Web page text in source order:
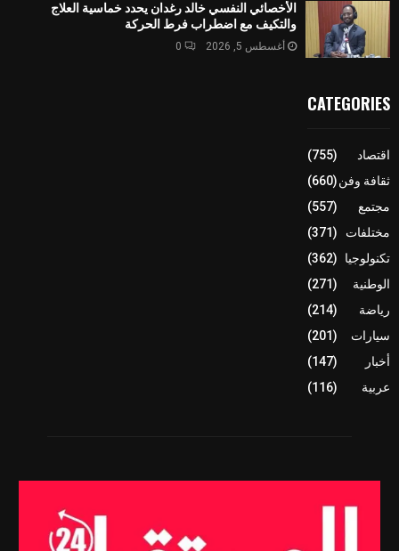
الأخصائي النفسي خالد رغدان يحدد خماسية العلاج
والتكيف مع اضطراب فرط الحركة
أغسطس 5, 2026 0
CATEGORIES
اقتصاد
(755)
ثقافة وفن(660)
مجتمع
(557)
مختلفات
(371)
تكنولوجيا
(362)
الوطنية
(271)
رياضة
(214)
سيارات
(201)
أخبار
(147)
عربية
(116)